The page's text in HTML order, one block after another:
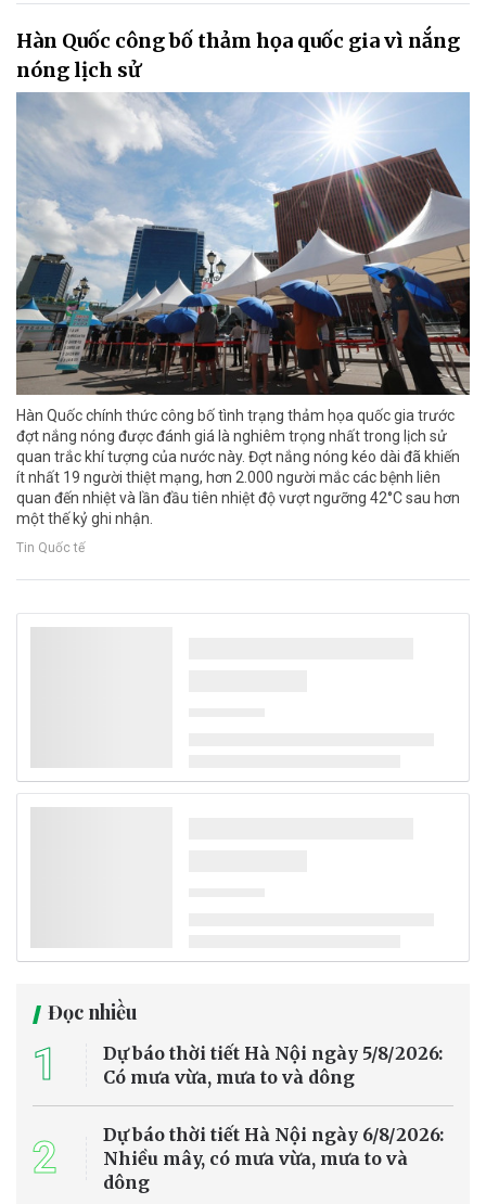
Hàn Quốc công bố thảm họa quốc gia vì nắng
nóng lịch sử
Hàn Quốc chính thức công bố tình trạng thảm họa quốc gia trước
đợt nắng nóng được đánh giá là nghiêm trọng nhất trong lịch sử
quan trắc khí tượng của nước này. Đợt nắng nóng kéo dài đã khiến
ít nhất 19 người thiệt mạng, hơn 2.000 người mắc các bệnh liên
quan đến nhiệt và lần đầu tiên nhiệt độ vượt ngưỡng 42°C sau hơn
một thế kỷ ghi nhận.
Tin Quốc tế
Dự thảo Luật Bảo vệ môi trường 2026 - Bài 7:
Trong bối cảnh Chính phủ yêu cầu tiếp tục cắt giảm, đơn giản hóa
công nghiệp/cụm công nghiệp và cấp phép xây dựng, chồng chéo
giữa ĐTM và GPMT cần được nhìn nhận như một điểm nghẽn thể
chế của mô hình quản lý môi trường, không chỉ là vướng mắc biểu